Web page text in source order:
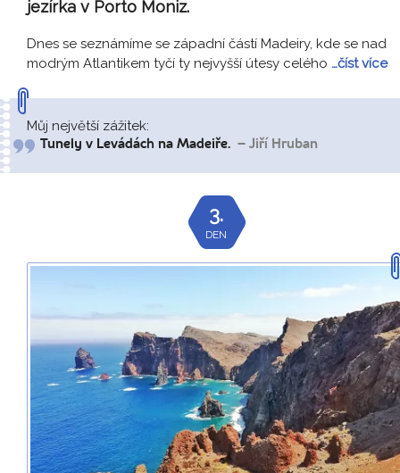
jezírka v Porto Moniz.
Dnes se seznámíme se západní částí Madeiry, kde se nad
modrým Atlantikem tyčí ty nejvyšší útesy celého …číst více
Můj největší zážitek:
Tunely v Levádách na Madeiře. – Jiří Hruban
3.
DEN